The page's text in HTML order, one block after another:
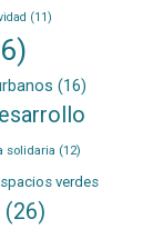
(11)
(16)
solidaria (12)
verdes
(26)